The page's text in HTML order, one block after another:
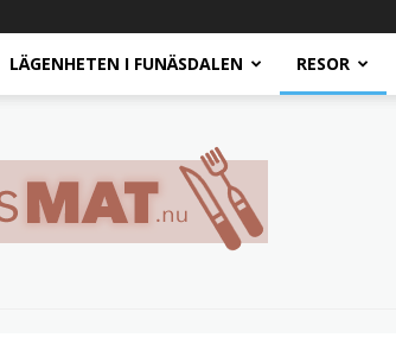
LÄGENHETEN I FUNÄSDALEN RESOR